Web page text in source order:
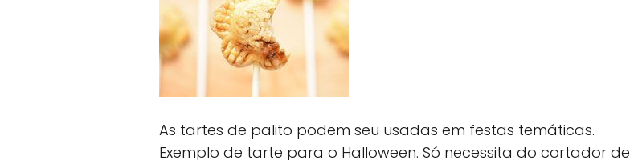
As tartes de palito podem seu usadas em festas temáticas.
Exemplo de tarte para o Halloween. Só necessita do cortador de